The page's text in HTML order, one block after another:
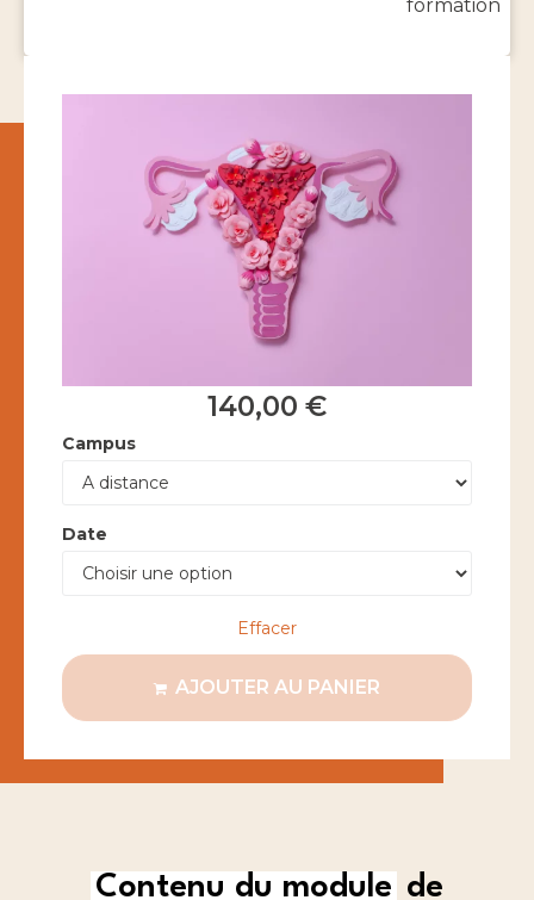
formation
140,00 €
Campus
Date
Effacer
AJOUTER AU PANIER
Contenu du module de